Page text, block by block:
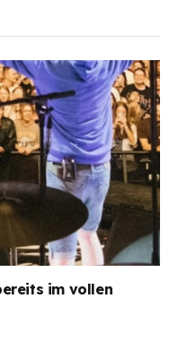
im vollen